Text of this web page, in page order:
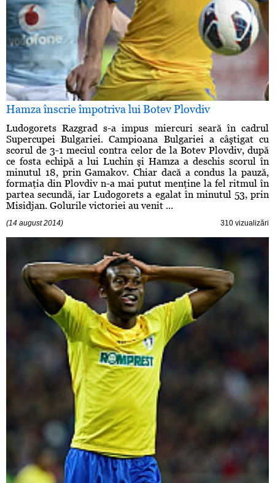
Hamza înscrie împotriva lui Botev Plovdiv
Ludogorets Razgrad s-a impus miercuri seară în cadrul
Supercupei Bulgariei. Campioana Bulgariei a câştigat cu
scorul de 3-1 meciul contra celor de la Botev Plovdiv, după
ce fosta echipă a lui Luchin şi Hamza a deschis scorul în
minutul 18, prin Gamakov. Chiar dacă a condus la pauză,
formaţia din Plovdiv n-a mai putut menţine la fel ritmul în
partea secundă, iar Ludogorets a egalat în minutul 53, prin
Misidjan. Golurile victoriei au venit ...
(14 august 2014) 310 vizualizări